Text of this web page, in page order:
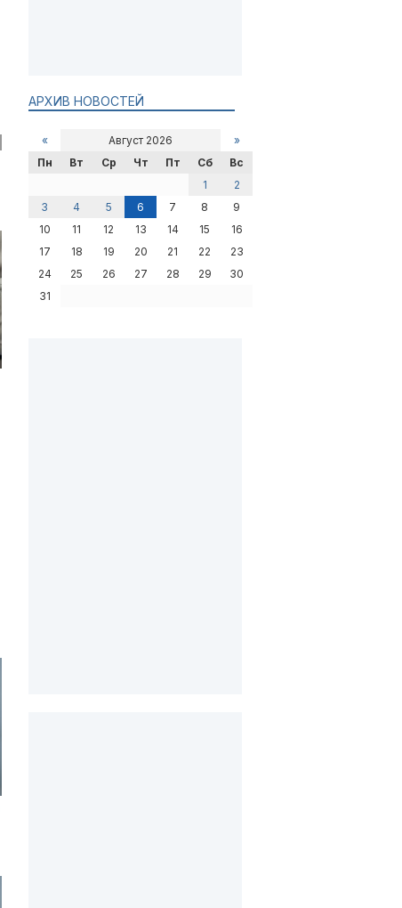
АРХИВ НОВОСТЕЙ
« Август 2026
»
Пн
Вт Ср Чт Пт Сб
Вс
1
2
3
4 5 6 7 8
9
10
11 12 13 14 15
16
17
18 19 20 21 22
23
24
25 26 27 28 29
30
31